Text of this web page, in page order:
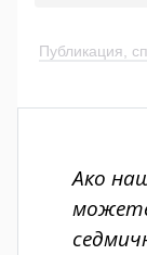
Публикация,
Ако